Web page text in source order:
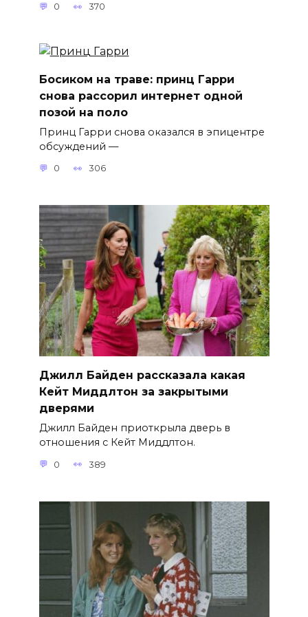
0 370
Босиком на траве: принц Гарри
снова рассорил интернет одной
позой на поло
Принц Гарри снова оказался в эпицентре
обсуждений —
0 306
Джилл Байден рассказала какая
Кейт Миддлтон за закрытыми
дверями
Джилл Байден приоткрыла дверь в
отношения с Кейт Миддлтон.
0 389